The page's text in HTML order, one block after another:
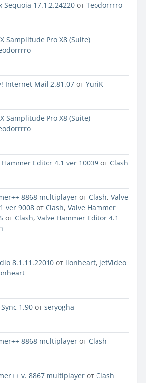
Sequoia 17.1.2.24220 от Teodorrrro
Samplitude Pro X8 (Suite)
Internet Mail 2.81.07 от YuriK
Samplitude Pro X8 (Suite)
Hammer Editor 4.1 ver 10039 от Clash
8868 multiplayer от Clash, Valve
ver 9008 от Clash, Valve Hammer
от Clash, Valve Hammer Editor 4.1
8.1.11.22010 от lionheart, jetVideo
1.90 от seryogha
8868 multiplayer от Clash
v. 8867 multiplayer от Clash